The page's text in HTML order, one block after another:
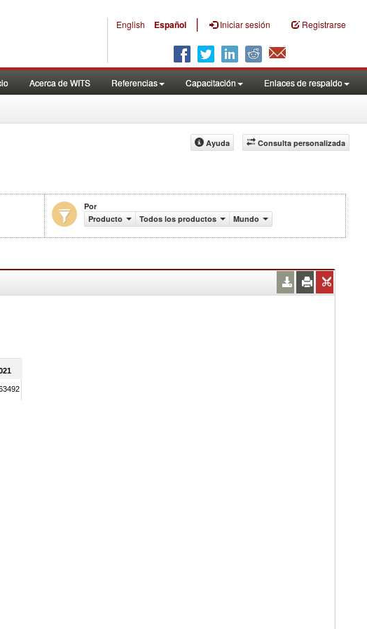
English Español | Iniciar sesión Registrarse
Acerca de WITS Referencias Capacitación Enlaces de respaldo
Consulta personalizada
Ayuda
(en miles de US$)
Por
Producto
Todos los productos Mundo